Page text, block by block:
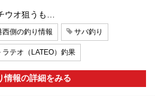
ウオ狙うも…
西側の釣り情報 サバ釣り
ラテオ（LATEO）釣果
情報の詳細をみる